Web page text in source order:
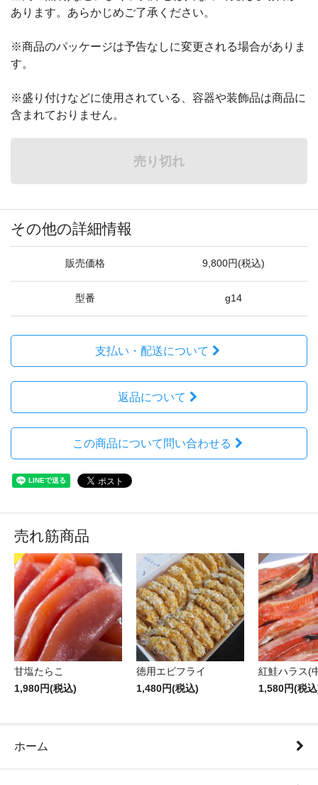
あります。あらかじめご了承ください。
※商品のパッケージは予告なしに変更される場合がありま
す。
※盛り付けなどに使用されている、容器や装飾品は商品に
含まれておりません。
売り切れ
その他の詳細情報
販売価格 9,800円(税込)
型番 g14
支払い・配送について
返品について
この商品について問い合わせる
売れ筋商品
甘塩たらこ
1,980円(税込)
徳用エビフライ
1,480円(税込)
紅鮭ハラス(
1,580円(税
ホーム